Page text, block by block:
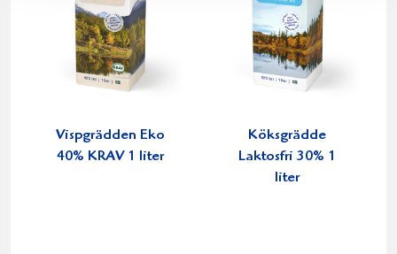
Vispgrädden Eko
40% KRAV 1 liter
Köksgrädde
Laktosfri 30% 1
liter